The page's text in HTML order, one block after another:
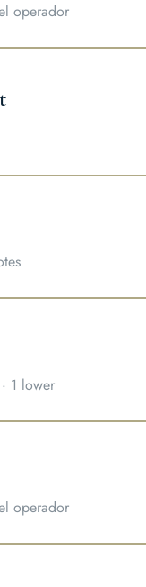
operador
1 lower
operador